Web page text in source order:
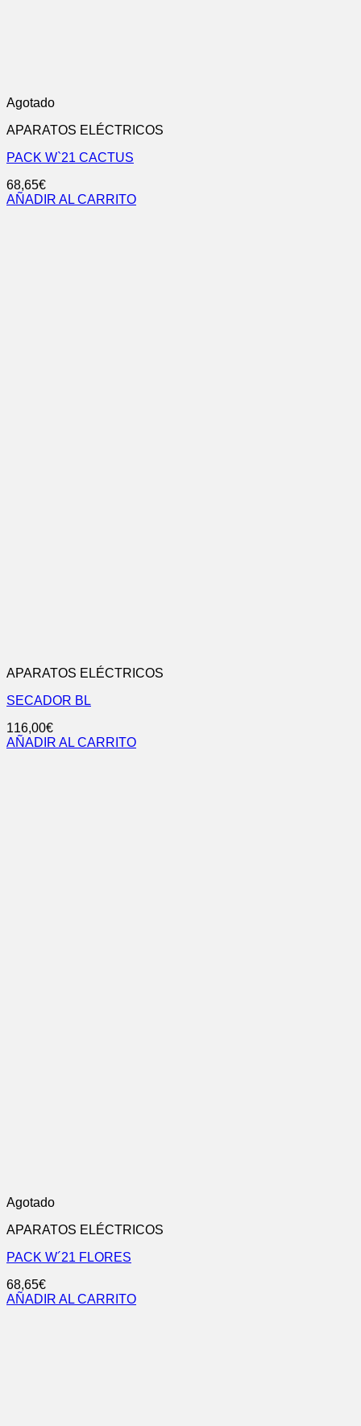
Agotado
APARATOS ELÉCTRICOS
PACK W`21 CACTUS
68,65€
AÑADIR AL CARRITO
APARATOS ELÉCTRICOS
SECADOR BL
116,00€
AÑADIR AL CARRITO
Agotado
APARATOS ELÉCTRICOS
PACK W´21 FLORES
68,65€
AÑADIR AL CARRITO